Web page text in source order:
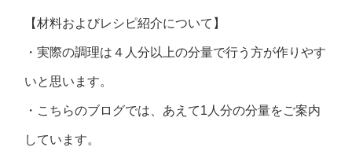
【材料およびレシピ紹介について】
・実際の調理は４人分以上の分量で行う方が作りやす
いと思います。
・こちらのブログでは、あえて1人分の分量をご案内
しています。